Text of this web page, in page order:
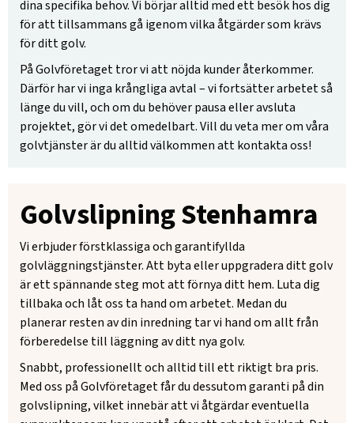
dina specifika behov. Vi börjar alltid med ett besök hos dig
för att tillsammans gå igenom vilka åtgärder som krävs
för ditt golv.
På Golvföretaget tror vi att nöjda kunder återkommer.
Därför har vi inga krångliga avtal – vi fortsätter arbetet så
länge du vill, och om du behöver pausa eller avsluta
projektet, gör vi det omedelbart. Vill du veta mer om våra
golvtjänster är du alltid välkommen att kontakta oss!
Golvslipning Stenhamra
Vi erbjuder förstklassiga och garantifyllda
golvläggningstjänster. Att byta eller uppgradera ditt golv
är ett spännande steg mot att förnya ditt hem. Luta dig
tillbaka och låt oss ta hand om arbetet. Medan du
planerar resten av din inredning tar vi hand om allt från
förberedelse till läggning av ditt nya golv.
Snabbt, professionellt och alltid till ett riktigt bra pris.
Med oss på Golvföretaget får du dessutom garanti på din
golvslipning, vilket innebär att vi åtgärdar eventuella